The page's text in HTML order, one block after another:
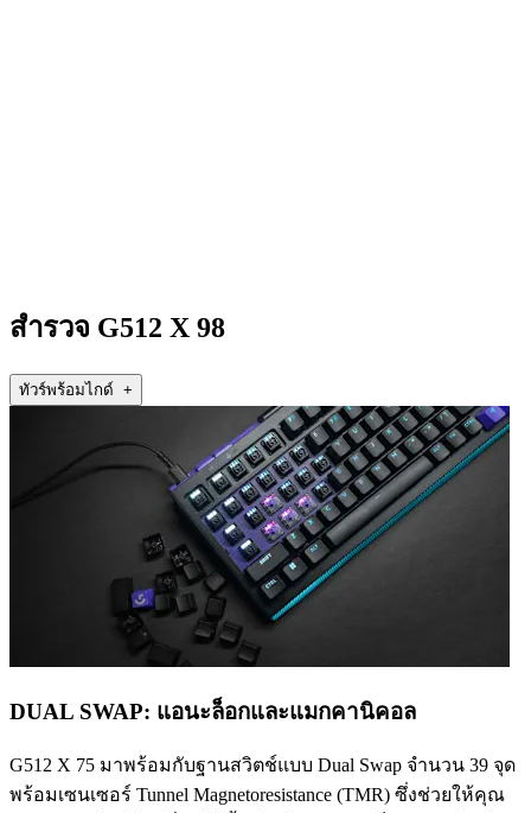
สำรวจ G512 X 98
ทัวร์พร้อมไกด์ +
DUAL SWAP: แอนะล็อกและแมกคานิคอล
G512 X 75 มาพร้อมกับฐานสวิตช์แบบ Dual Swap จำนวน 39 จุด
พร้อมเซนเซอร์ Tunnel Magnetoresistance (TMR) ซึ่งช่วยให้คุณ